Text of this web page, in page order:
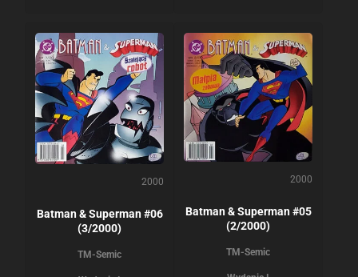
2000
Batman & Superman #06
(3/2000)
TM-Semic
2000
Batman & Superman #05
(2/2000)
TM-Semic